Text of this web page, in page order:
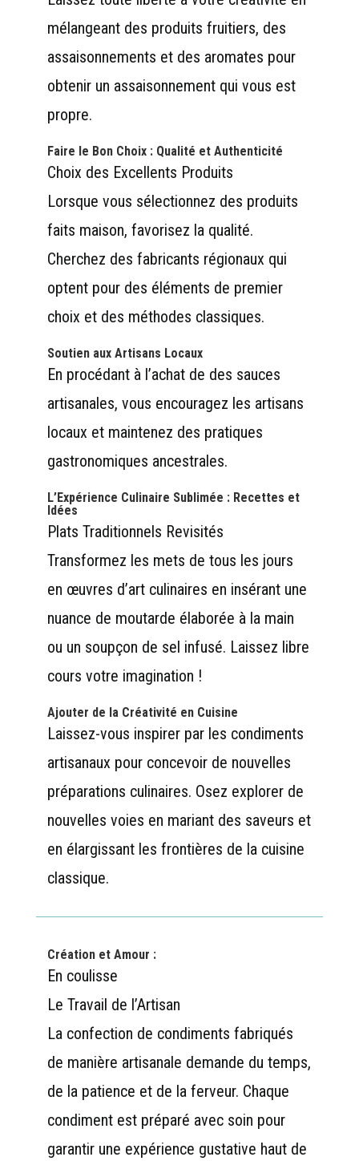
mélangeant des produits fruitiers, des
assaisonnements et des aromates pour
obtenir un assaisonnement qui vous est
propre.
Faire le Bon Choix : Qualité et Authenticité
Choix des Excellents Produits
Lorsque vous sélectionnez des produits
faits maison, favorisez la qualité.
Cherchez des fabricants régionaux qui
optent pour des éléments de premier
choix et des méthodes classiques.
Soutien aux Artisans Locaux
En procédant à l’achat de des sauces
artisanales, vous encouragez les artisans
locaux et maintenez des pratiques
gastronomiques ancestrales.
L’Expérience Culinaire Sublimée : Recettes et
Idées
Plats Traditionnels Revisités
Transformez les mets de tous les jours
en œuvres d’art culinaires en insérant une
nuance de moutarde élaborée à la main
ou un soupçon de sel infusé. Laissez libre
cours votre imagination !
Ajouter de la Créativité en Cuisine
Laissez-vous inspirer par les condiments
artisanaux pour concevoir de nouvelles
préparations culinaires. Osez explorer de
nouvelles voies en mariant des saveurs et
en élargissant les frontières de la cuisine
classique.
Création et Amour :
En coulisse
Le Travail de l’Artisan
La confection de condiments fabriqués
de manière artisanale demande du temps,
de la patience et de la ferveur. Chaque
condiment est préparé avec soin pour
garantir une expérience gustative haut de